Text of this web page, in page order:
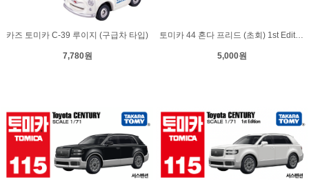
카즈 토미카 C-39 루이지 (구급차 타입)
7,780원
토미카 44 혼다 프리드 (초회) 1st Edition
5,000원